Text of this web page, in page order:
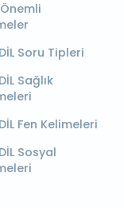
Soru Tipleri
Sağlık
Fen Kelimeleri
Sosyal